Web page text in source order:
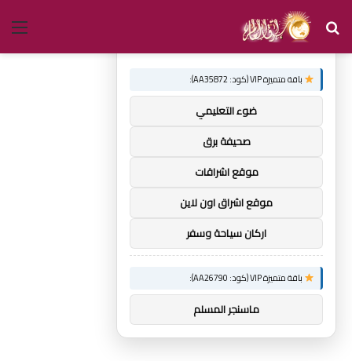
بحث
عن
توصيات :
باقة متميزة VIP (كود: AA35872):
ضوء التعليمي
صحيفة برق
موقع اشراقات
موقع اشراق اون لاين
اركان سياحة وسفر
باقة متميزة VIP (كود: AA26790):
ماسنجر المسلم